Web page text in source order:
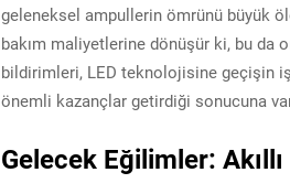
geleneksel ampullerin ömrünü büyük
bakım maliyetlerine dönüşür ki, bu da
bildirimleri, LED teknolojisine geçişin
önemli kazançlar getirdiği sonucuna
Gelecek Eğilimler: